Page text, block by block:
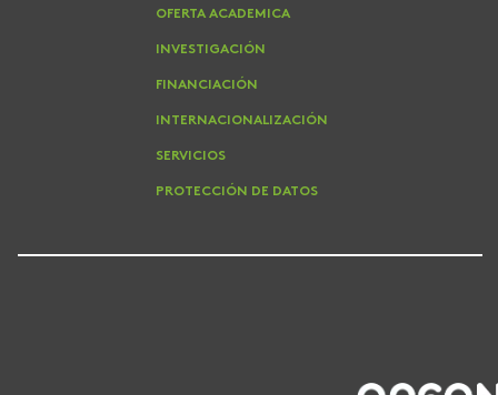
OFERTA ACADEMICA
INVESTIGACIÓN
FINANCIACIÓN
INTERNACIONALIZACIÓN
SERVICIOS
PROTECCIÓN DE DATOS